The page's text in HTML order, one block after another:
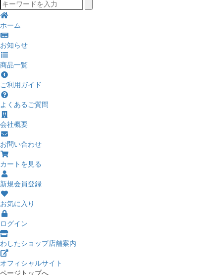
ホーム
お知らせ
商品一覧
ご利用ガイド
よくあるご質問
会社概要
お問い合わせ
カートを見る
新規会員登録
お気に入り
ログイン
わしたショップ店舗案内
オフィシャルサイト
ページトップへ